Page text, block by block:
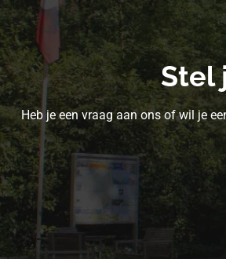
Stel
Heb je een vraag aan ons of wil je